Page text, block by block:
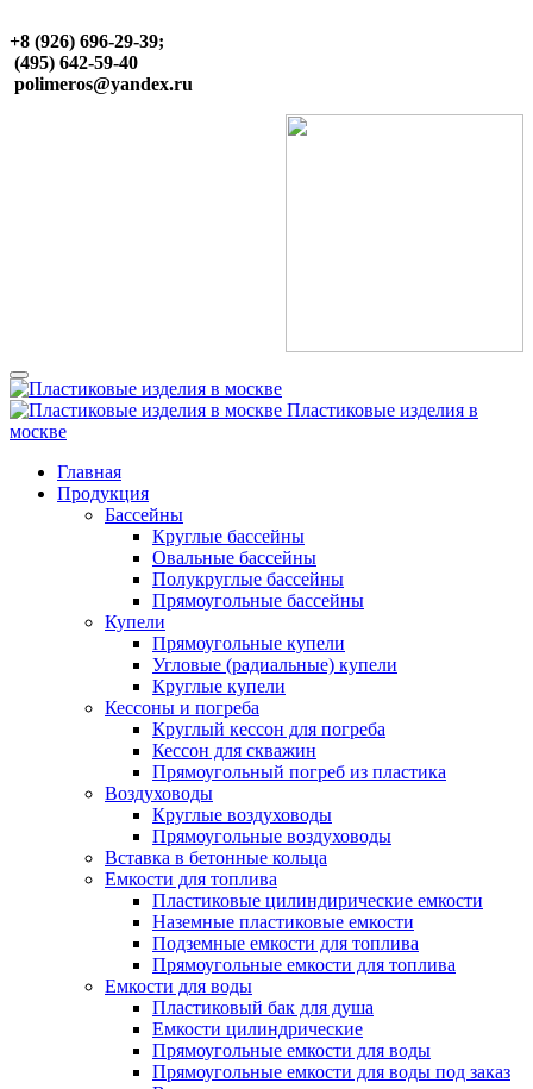
+8 (926) 696-29-39;
(495) 642-59-40
polimeros@yandex.ru
Пластиковые изделия в
москве
Главная
Продукция
Бассейны
Круглые бассейны
Овальные бассейны
Полукруглые бассейны
Прямоугольные бассейны
Купели
Прямоугольные купели
Угловые (радиальные) купели
Круглые купели
Кессоны и погреба
Круглый кессон для погреба
Кессон для скважин
Прямоугольный погреб из пластика
Воздуховоды
Круглые воздуховоды
Прямоугольные воздуховоды
Вставка в бетонные кольца
Емкости для топлива
Пластиковые цилиндирические емкости
Наземные пластиковые емкости
Подземные емкости для топлива
Прямоугольные емкости для топлива
Емкости для воды
Пластиковый бак для душа
Емкости цилиндрические
Прямоугольные емкости для воды
Прямоугольные емкости для воды под заказ